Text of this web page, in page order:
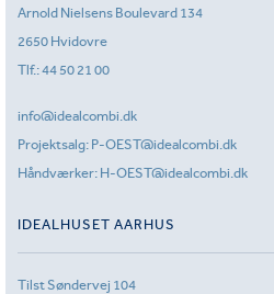
Arnold Nielsens Boulevard 134
2650 Hvidovre
Tlf.:44 50 21 00
info@idealcombi.dk
Projektsalg: P-OEST@idealcombi.dk
Håndværker: H-OEST@idealcombi.dk
IDEALHUSET AARHUS
Tilst Søndervej 104